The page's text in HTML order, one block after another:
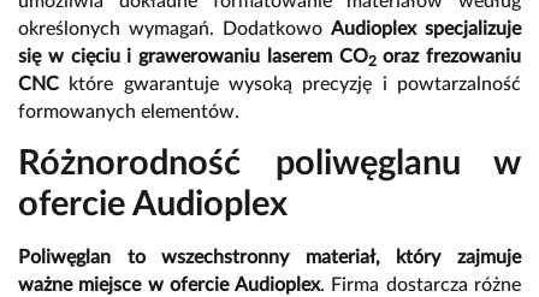
określonych wymagań. Dodatkowo Audioplex specjalizuje
się w cięciu i grawerowaniu laserem CO2oraz frezowaniu
CNC które gwarantuje wysoką precyzję i powtarzalność
formowanych elementów.
Różnorodność poliwęglanu w
ofercie Audioplex
Poliwęglan to wszechstronny materiał, który zajmuje
ważne miejsce w ofercie Audioplex. Firma dostarcza różne